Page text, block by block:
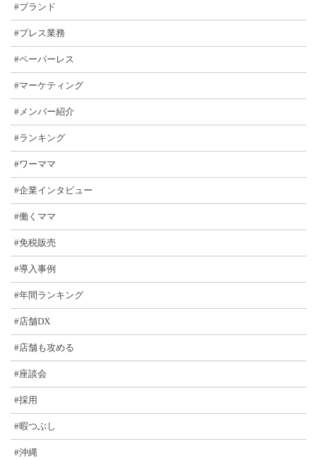
#ブランド
#プレス業務
#ペーパーレス
#マーケティング
#メンバー紹介
#ランキング
#ワーママ
#企業インタビュー
#働くママ
#免税販売
#導入事例
#年間ランキング
#店舗DX
#店舗も攻める
#座談会
#採用
#暇つぶし
#沖縄